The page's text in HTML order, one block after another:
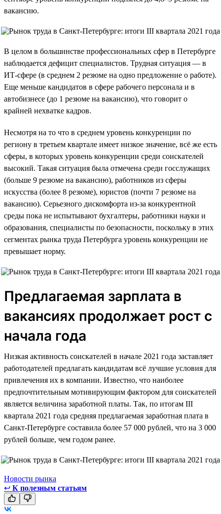
вакансию.
В целом в большинстве профессиональных сфер в Петербурге
наблюдается дефицит специалистов. Трудная ситуация — в
ИТ-сфере (в среднем 2 резюме на одно предложение о работе).
Еще меньше кандидатов в сфере рабочего персонала и в
автобизнесе (до 1 резюме на вакансию), что говорит о
крайней нехватке кадров.
Несмотря на то что в среднем уровень конкуренции по
региону в третьем квартале имеет низкое значение, всё же есть
сферы, в которых уровень конкуренции среди соискателей
высокий. Такая ситуация была отмечена среди госслужащих
(больше 9 резюме на вакансию), работников из сферы
искусства (более 8 резюме), юристов (почти 7 резюме на
вакансию). Серьезного дискомфорта из-за конкурентной
среды пока не испытывают бухгалтеры, работники науки и
образования, специалисты по безопасности, поскольку в этих
сегментах рынка труда Петербурга уровень конкуренции не
превышает норму.
Предлагаемая зарплата в
вакансиях продолжает рост с
начала года
Низкая активность соискателей в начале 2021 года заставляет
работодателей предлагать кандидатам всё лучшие условия для
привлечения их в компании. Известно, что наиболее
предпочтительным мотивирующим фактором для соискателей
является величина заработной платы. Так, по итогам III
квартала 2021 года средняя предлагаемая заработная плата в
Санкт-Петербурге составила более 57 000 рублей, что на 3 000
рублей больше, чем годом ранее.
Новости рынка
↩ К полезным статьям